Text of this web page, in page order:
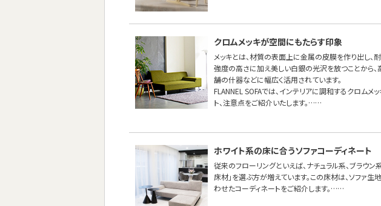
クロムメッキが空間にもたらす印象
メッキとは、材質の表面上に金属の皮膜を作り出し、
強度の高さに加え美しい白銀の光沢を放つことから、
舗の什器などに幅広く活用されています。
FLANNEL SOFAでは、インテリアに調和するクロムメ
ト、注意点をご紹介いたします。……
ホワイト系の床に合うソファコーディネート
従来のフローリングといえば、ナチュラル系、ブラウ
床材」を選ぶ方が増えています。この床材は、ソファ
わせたコーディネートをご紹介します。……